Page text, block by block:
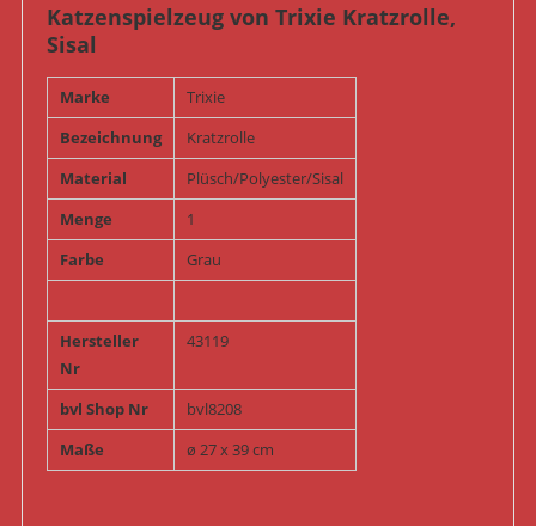
Katzenspielzeug von Trixie Kratzrolle,
Sisal
Marke
Trixie
Bezeichnung
Kratzrolle
Material
Plüsch/Polyester/Sisal
Menge
1
Farbe
Grau
Hersteller
Nr
43119
bvl Shop Nr
bvl8208
Maße
ø 27 x 39 cm